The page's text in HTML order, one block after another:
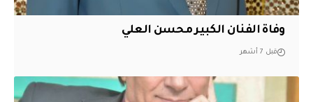
وفاة الفنان الكبير محسن العلي
قبل 7 أشهر